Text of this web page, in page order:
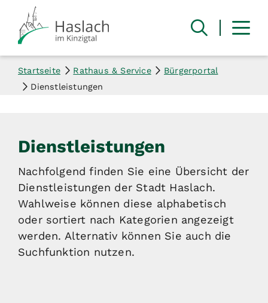
Startseite Rathaus & Service
Bürgerportal
Dienstleistungen
Dienstleistungen
Nachfolgend finden Sie eine Übersicht der
Dienstleistungen der Stadt Haslach.
Wahlweise können diese alphabetisch
oder sortiert nach Kategorien angezeigt
werden. Alternativ können Sie auch die
Suchfunktion nutzen.